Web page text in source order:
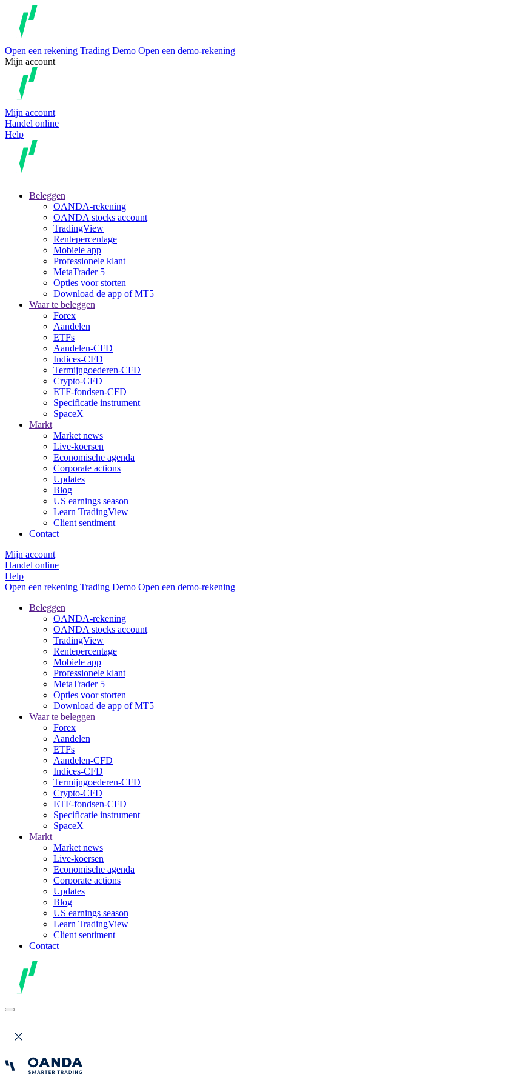
Open een rekening Trading Demo Open een demo-rekening
Mijn account
Mijn account
Handel online
Help
Beleggen
OANDA-rekening
OANDA stocks account
TradingView
Rentepercentage
Mobiele app
Professionele klant
MetaTrader 5
Opties voor storten
Download de app of MT5
Waar te beleggen
Forex
Aandelen
ETFs
Aandelen-CFD
Indices-CFD
Termijngoederen-CFD
Crypto-CFD
ETF-fondsen-CFD
Specificatie instrument
SpaceX
Markt
Market news
Live-koersen
Economische agenda
Corporate actions
Updates
Blog
US earnings season
Learn TradingView
Client sentiment
Contact
Mijn account
Handel online
Help
Open een rekening Trading Demo Open een demo-rekening
Beleggen
OANDA-rekening
OANDA stocks account
TradingView
Rentepercentage
Mobiele app
Professionele klant
MetaTrader 5
Opties voor storten
Download de app of MT5
Waar te beleggen
Forex
Aandelen
ETFs
Aandelen-CFD
Indices-CFD
Termijngoederen-CFD
Crypto-CFD
ETF-fondsen-CFD
Specificatie instrument
SpaceX
Markt
Market news
Live-koersen
Economische agenda
Corporate actions
Updates
Blog
US earnings season
Learn TradingView
Client sentiment
Contact